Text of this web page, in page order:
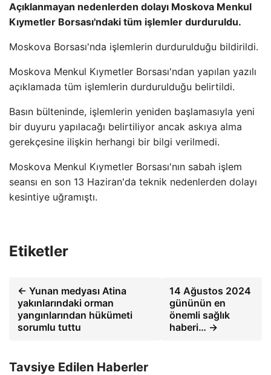
Açıklanmayan nedenlerden dolayı Moskova Menkul
Kıymetler Borsası'ndaki tüm işlemler durduruldu.
Moskova Borsası'nda işlemlerin durdurulduğu bildirildi.
Moskova Menkul Kıymetler Borsası'ndan yapılan yazılı
açıklamada tüm işlemlerin durdurulduğu belirtildi.
Basın bülteninde, işlemlerin yeniden başlamasıyla yeni
bir duyuru yapılacağı belirtiliyor ancak askıya alma
gerekçesine ilişkin herhangi bir bilgi verilmedi.
Moskova Menkul Kıymetler Borsası'nın sabah işlem
seansı en son 13 Haziran'da teknik nedenlerden dolayı
kesintiye uğramıştı.
Etiketler
← Yunan medyası Atina
yakınlarındaki orman
yangınlarından hükümeti
sorumlu tuttu
14 Ağustos 2024
gününün en
önemli sağlık
haberi… →
Tavsiye Edilen Haberler